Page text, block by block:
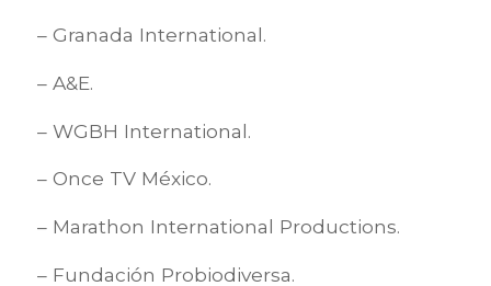
– Granada International.
– A&E.
– WGBH International.
– Once TV México.
– Marathon International Productions.
– Fundación Probiodiversa.